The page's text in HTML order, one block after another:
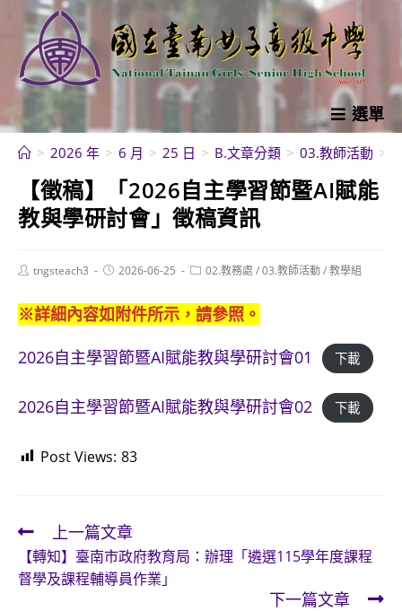
內
選單
> 2026 年 > 6 月 > 25 日 > B.文章分類 > 03.教師活動 >
【徵稿】「2026自主學習節暨AI賦能
教與學研討會」徵稿資訊
Posttngsteach3
Post2026-06-25
Post02.教務處 /03.教師活動/教學組
※詳細內容如附件所示，請參照。
2026自主學習節暨AI賦能教與學研討會01
下載
2026自主學習節暨AI賦能教與學研討會02 下載
Post Views: 83
Read
more
articles
上一篇文章
【轉知】臺南市政府教育局：辦理「遴選115學年度課程
督學及課程輔導員作業」
下一篇文章